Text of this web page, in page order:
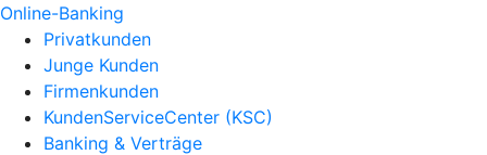
Online-Banking
Privatkunden
Junge Kunden
Firmenkunden
KundenServiceCenter (KSC)
Banking & Verträge